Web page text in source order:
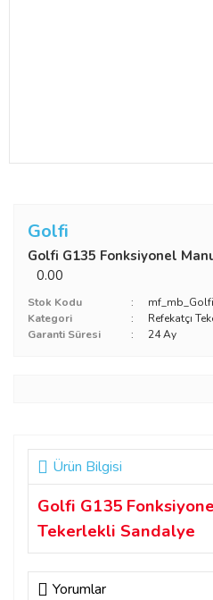
Golfi
Golfi G135 Fonksiyonel
0.00
Stok Kodu
Kategori
Refekatçı
Garanti Süresi
24 Ay
Ürün Bilgisi
Golfi G135
Tekerlekli Sandalye
Yorumlar